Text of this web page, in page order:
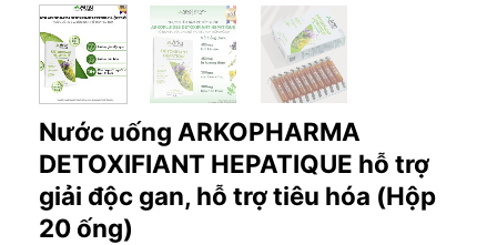
Nước uống ARKOPHARMA
DETOXIFIANT HEPATIQUE hỗ trợ
giải độc gan, hỗ trợ tiêu hóa (Hộp
20 ống)